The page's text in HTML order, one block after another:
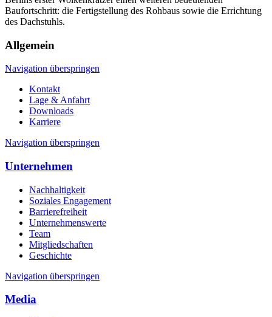
Baufortschritt: die Fertigstellung des Rohbaus sowie die Errichtung
des Dachstuhls.
Allgemein
Navigation überspringen
Kontakt
Lage & Anfahrt
Downloads
Karriere
Navigation überspringen
Unternehmen
Nachhaltigkeit
Soziales Engagement
Barrierefreiheit
Unternehmenswerte
Team
Mitgliedschaften
Geschichte
Navigation überspringen
Media